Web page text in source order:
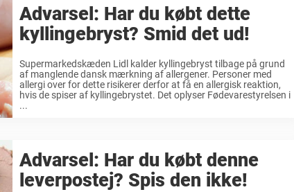
Advarsel: Har du købt dette
kyllingebryst? Smid det ud!
Supermarkedskæden Lidl kalder kyllingebryst tilbage på grund
af manglende dansk mærkning af allergener. Personer med
allergi over for dette risikerer derfor at få en allergisk reaktion,
hvis de spiser af kyllingebrystet. Det oplyser Fødevarestyrelsen i
...
Advarsel: Har du købt denne
leverpostej? Spis den ikke!